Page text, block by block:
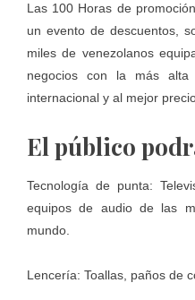
Las 100 Horas de
un evento de descuentos,
miles de venezolanos
negocios con la más alta
internacional y al mejor
El público
Tecnología de punta:
equipos de audio de las
mundo.
Lencería: Toallas, paños de